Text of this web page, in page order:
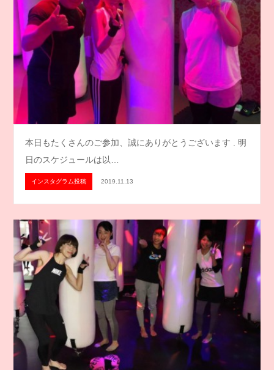
本日もたくさんのご参加、誠にありがとうございます . 明
日のスケジュールは以…
インスタグラム投稿 2019.11.13